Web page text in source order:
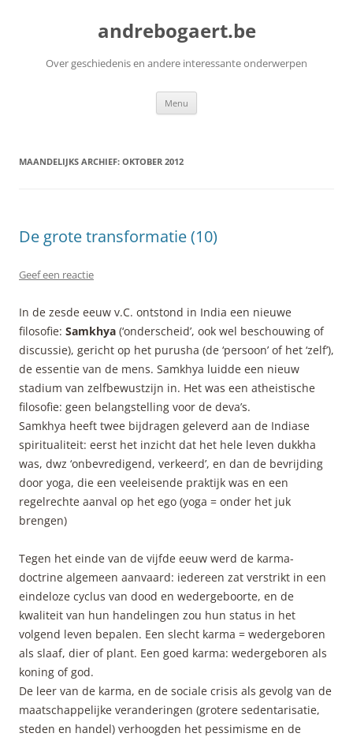
andrebogaert.be
Over geschiedenis en andere interessante onderwerpen
Menu
MAANDELIJKS ARCHIEF: OKTOBER 2012
De grote transformatie (10)
Geef een reactie
In de zesde eeuw v.C. ontstond in India een nieuwe
filosofie: Samkhya (‘onderscheid’, ook wel beschouwing of
discussie), gericht op het purusha (de ‘persoon’ of het ‘zelf’),
de essentie van de mens. Samkhya luidde een nieuw
stadium van zelfbewustzijn in. Het was een atheistische
filosofie: geen belangstelling voor de deva’s.
Samkhya heeft twee bijdragen geleverd aan de Indiase
spiritualiteit: eerst het inzicht dat het hele leven dukkha
was, dwz ‘onbevredigend, verkeerd’, en dan de bevrijding
door yoga, die een veeleisende praktijk was en een
regelrechte aanval op het ego (yoga = onder het juk
brengen)
Tegen het einde van de vijfde eeuw werd de karma-
doctrine algemeen aanvaard: iedereen zat verstrikt in een
eindeloze cyclus van dood en wedergeboorte, en de
kwaliteit van hun handelingen zou hun status in het
volgend leven bepalen. Een slecht karma = wedergeboren
als slaaf, dier of plant. Een goed karma: wedergeboren als
koning of god.
De leer van de karma, en de sociale crisis als gevolg van de
maatschappelijke veranderingen (grotere sedentarisatie,
steden en handel) verhoogden het pessimisme en de